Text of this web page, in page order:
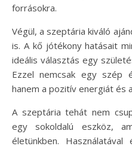
forrásokra.
Végül, a szeptária kiváló
is. A kő jótékony hatásait
ideális választás egy
Ezzel nemcsak egy szép
hanem a pozitív energiát és
A szeptária tehát nem
egy sokoldalú eszköz,
életünkben.